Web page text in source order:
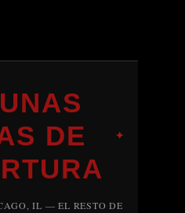
DE
✦
IL — EL RESTO DE